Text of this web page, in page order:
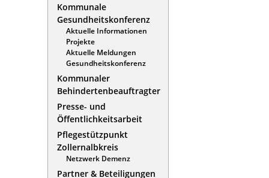
Kommunale
Gesundheitskonferenz
Aktuelle Informationen
Projekte
Aktuelle Meldungen
Gesundheitskonferenz
Kommunaler
Behindertenbeauftragter
Presse- und
Öffentlichkeitsarbeit
Pflegestützpunkt
Zollernalbkreis
Netzwerk Demenz
Partner & Beteiligungen